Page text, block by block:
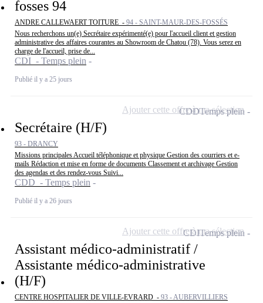
fosses 94
ANDRE CALLEWAERT TOITURE - 94 - SAINT-MAUR-DES-FOSSÉS
Nous recherchons un(e) Secrétaire expérimenté(e) pour l'accueil client et gestion
administrative des affaires courantes au Showroom de Chatou (78). Vous serez en
charge de l'accueil, prise de...
CDI - Temps plein
Publié il y a 25 jours
Secrétaire (H/F)
93 - DRANCY
Missions principales Accueil téléphonique et physique Gestion des courriers et e-
mails Rédaction et mise en forme de documents Classement et archivage Gestion
des agendas et des rendez-vous Suivi...
CDD - Temps plein
Publié il y a 26 jours
CDDTemps plein
Ajouter cette offre à ma sélection
Assistant médico-administratif /
Assistante médico-administrative
(H/F)
CENTRE HOSPITALIER DE VILLE-EVRARD - 93 - AUBERVILLIERS
CDITemps plein
Ajouter cette offre à ma sélection